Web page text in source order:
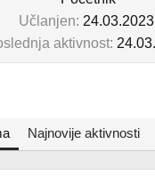
Učlanjen
aktivnost
Najnovije aktivnosti